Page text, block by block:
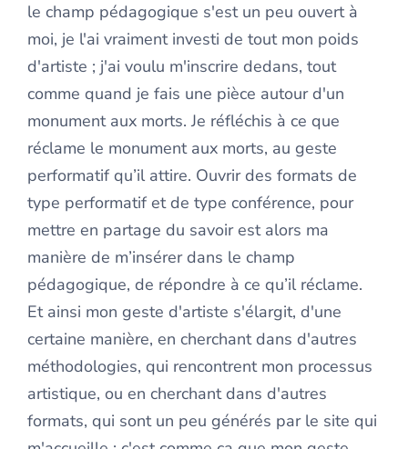
le champ pédagogique s'est un peu ouvert à
moi, je l'ai vraiment investi de tout mon poids
d'artiste ; j'ai voulu m'inscrire dedans, tout
comme quand je fais une pièce autour d'un
monument aux morts. Je réfléchis à ce que
réclame le monument aux morts, au geste
performatif qu’il attire. Ouvrir des formats de
type performatif et de type conférence, pour
mettre en partage du savoir est alors ma
manière de m’insérer dans le champ
pédagogique, de répondre à ce qu’il réclame.
Et ainsi mon geste d'artiste s'élargit, d'une
certaine manière, en cherchant dans d'autres
méthodologies, qui rencontrent mon processus
artistique, ou en cherchant dans d'autres
formats, qui sont un peu générés par le site qui